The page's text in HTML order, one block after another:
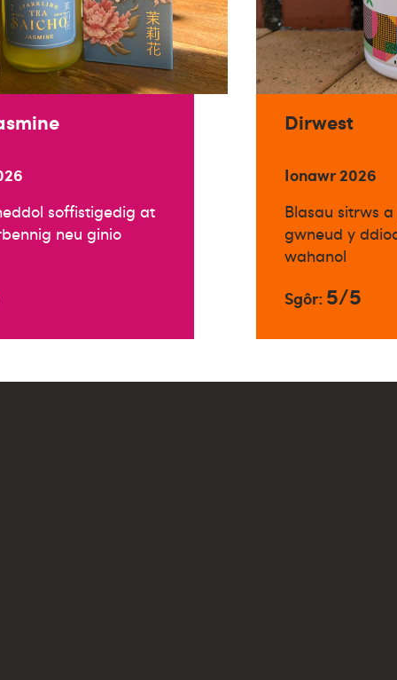
soffistigedig at
neu ginio
Dirwest
Ionawr 2026
Blasau sitrws
gwneud y
wahanol
Sgôr: 5/5